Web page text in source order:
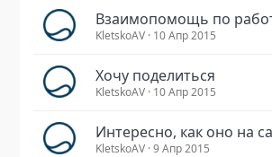
Взаимопомощь по
KletskoAV 10 Апр 2015
Хочу поделиться
KletskoAV 10 Апр 2015
Интересно, как оно на
KletskoAV 9 Апр 2015